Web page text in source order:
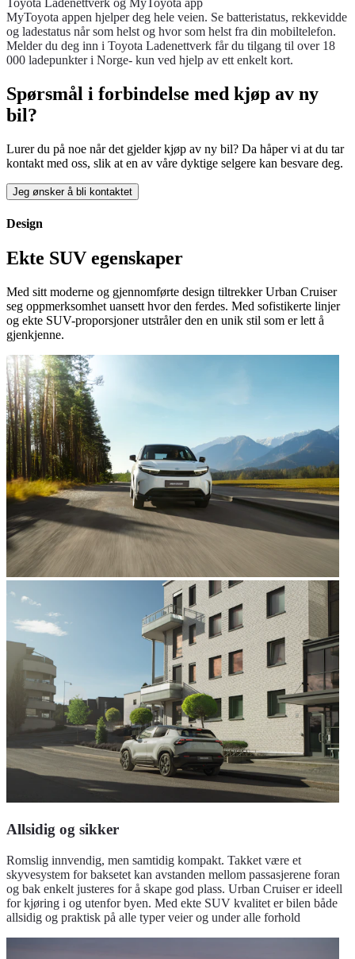
Toyota Ladenettverk og MyToyota app
MyToyota appen hjelper deg hele veien. Se batteristatus, rekkevidde
og ladestatus når som helst og hvor som helst fra din mobiltelefon.
Melder du deg inn i Toyota Ladenettverk får du tilgang til over 18
000 ladepunkter i Norge- kun ved hjelp av ett enkelt kort.
Spørsmål i forbindelse med kjøp av ny
bil?
Lurer du på noe når det gjelder kjøp av ny bil? Da håper vi at du tar
kontakt med oss, slik at en av våre dyktige selgere kan besvare deg.
Jeg ønsker å bli kontaktet
Design
Ekte SUV egenskaper
Med sitt moderne og gjennomførte design tiltrekker Urban Cruiser
seg oppmerksomhet uansett hvor den ferdes. Med sofistikerte linjer
og ekte SUV-proporsjoner utstråler den en unik stil som er lett å
gjenkjenne.
Allsidig og sikker
Romslig innvendig, men samtidig kompakt. Takket være et
skyvesystem for baksetet kan avstanden mellom passasjerene foran
og bak enkelt justeres for å skape god plass. Urban Cruiser er ideell
for kjøring i og utenfor byen. Med ekte SUV kvalitet er bilen både
allsidig og praktisk på alle typer veier og under alle forhold